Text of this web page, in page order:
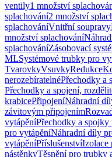
ventily1 množství
splachování2 množství
splachováníVnitřní soupravy
množství splachování
splachováníZásobovací
MLSystémové trubky pro
TvarovkyVsuvkyRedukce
nerozebíratelnéPřechodky a
Přechodky a spojení,
krabicePřipojeníNáhradní
závitovým připojením
vytápěníPřechodky a spojky
pro vytápěníNáhradní díly
vytápěníPříslušenstvíIzolace
nástěnkyTěsnění pro trubky